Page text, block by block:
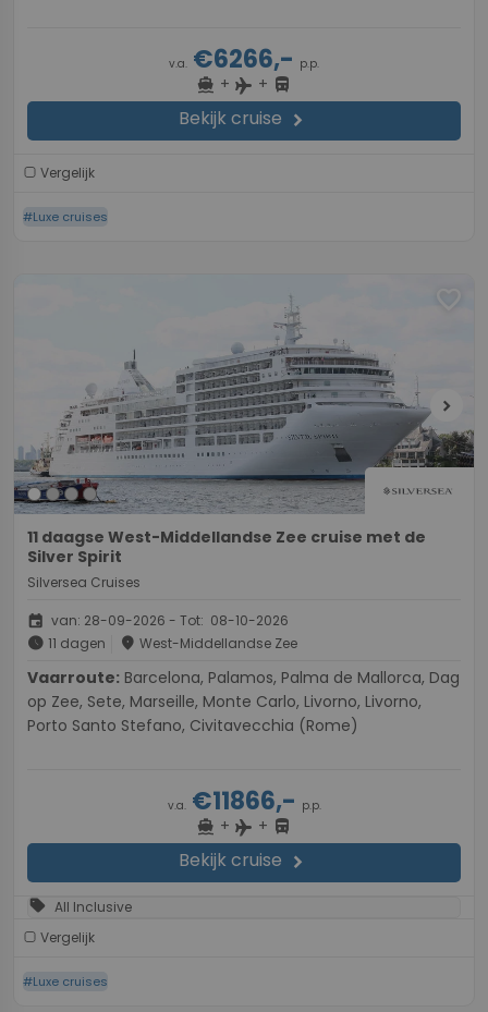
v.a. €6266,- p.p.
directions_boat + flight + directions_bus
Bekijk cruise chevron_right
Vergelijk
#Luxe cruises
chevron_right
11 daagse West-Middellandse Zee cruise met de
Silver Spirit
Silversea Cruises
event van: 28-09-2026 - Tot: 08-10-2026
schedule 11 dagen place West-Middellandse Zee
Vaarroute:
op Zee, Sete, Marseille, Monte Carlo, Livorno, Livorno,
Porto Santo Stefano, Civitavecchia (Rome)
v.a.€11866,- p.p.
directions_boat + flight + directions_bus
Bekijk cruise chevron_right
sell All Inclusive
Vergelijk
#Luxe cruises